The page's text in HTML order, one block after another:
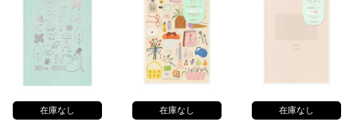
在庫なし 在庫なし 在庫なし